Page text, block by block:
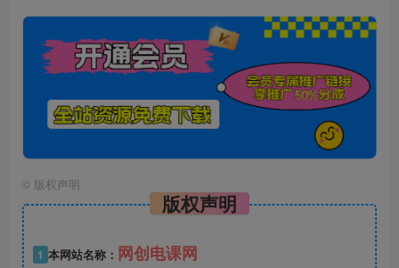
© 版权声明
版权声明
1 本网站名称： 网创电课网